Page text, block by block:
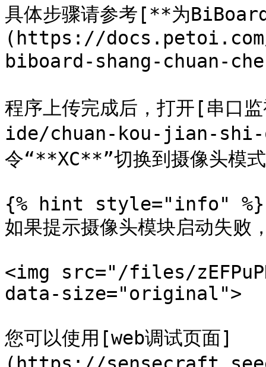
具体步骤请参考[**为
(https://
biboard-shang-chuan-
程序上传完成后，打开[串
ide/chuan-kou-jian-shi-
令“**XC**”切换到摄像头模
{% hint style="info" %}
如果提示摄像头模块启动失败
<img src="/files/
data-size="original">
您可以使用[web调试页面]